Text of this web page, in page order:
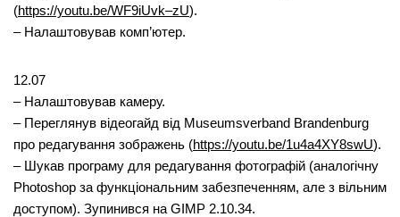
(https://youtu.be/WF9iUvk–zU).
– Налаштовував комп’ютер.
12.07
– Налаштовував камеру.
– Переглянув відеогайд від Museumsverband Brandenburg
про редагування зображень (https://youtu.be/1u4a4XY8swU).
– Шукав програму для редагування фотографій (аналогічну
Photoshop за функціональним забезпеченням, але з вільним
доступом). Зупинився на GIMP 2.10.34.